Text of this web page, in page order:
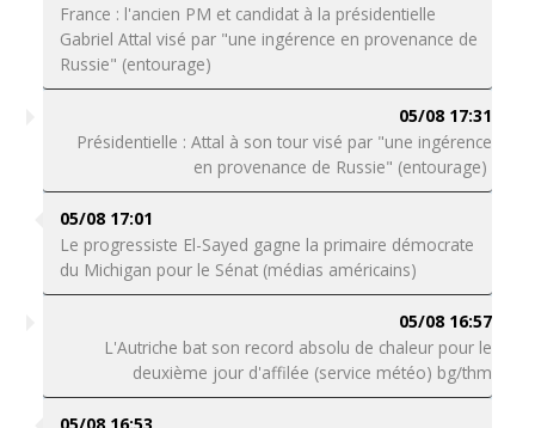
France : l'ancien PM et candidat à la présidentielle
Gabriel Attal visé par "une ingérence en provenance de
Russie" (entourage)
05/08 17:31
Présidentielle : Attal à son tour visé par "une ingérence
en provenance de Russie" (entourage)
05/08 17:01
Le progressiste El-Sayed gagne la primaire démocrate
du Michigan pour le Sénat (médias américains)
05/08 16:57
L'Autriche bat son record absolu de chaleur pour le
deuxième jour d'affilée (service météo) bg/thm
05/08 16:53